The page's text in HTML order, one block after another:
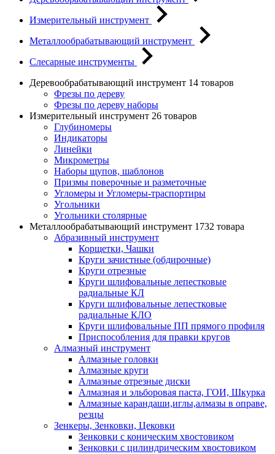
Измерительный инструмент
Металлообрабатывающий инструмент
Слесарные инструменты
Деревообрабатывающий инструмент 14 товаров
Фрезы по дереву
Фрезы по дереву наборы
Измерительный инструмент 26 товаров
Глубиномеры
Индикаторы
Линейки
Микрометры
Наборы щупов, шаблонов
Призмы поверочные и разметочные
Угломеры и Угломеры-траспортиры
Угольники
Угольники столярные
Металлообрабатывающий инструмент 1732 товара
Абразивный инструмент
Корщетки, Чашки
Круги зачистные (обдирочные)
Круги отрезные
Круги шлифовальные лепестковые
радиальные КЛ
Круги шлифовальные лепестковые
радиальные КЛО
Круги шлифовальные ПП прямого профиля
Приспособления для правки кругов
Алмазный инструмент
Алмазные головки
Алмазные круги
Алмазные отрезные диски
Алмазная и эльборовая паста, ГОИ, Шкурка
Алмазные карандаши,иглы,алмазы в оправе,
резцы
Зенкеры, Зенковки, Цековки
Зенковки с коническим хвостовиком
Зенковки с цилиндрическим хвостовиком